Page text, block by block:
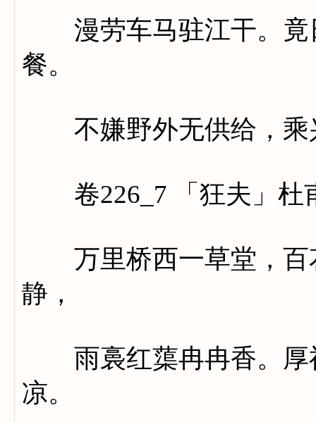
漫劳车马驻江干。竟
餐。
不嫌野外无供给，乘
卷226_7 「狂夫」杜
万里桥西一草堂，百
静，
雨裛红蕖冉冉香。厚
凉。